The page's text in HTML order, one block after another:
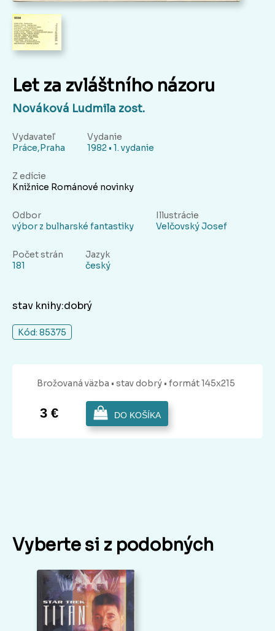
Let za zvláštního názoru
Nováková Ludmila zost.
Vydavateľ
Práce,Praha
Vydanie
1982 • 1. vydanie
Z edície
Knižnice Románové novinky
Odbor
výbor z bulharské fantastiky
Illustrácie
Velčovský Josef
Počet strán
181
Jazyk
český
stav knihy:dobrý
Kód: 85375
Brožovaná väzba • stav dobrý • formát 145x215
3 € DO KOŠÍKA
Vyberte si z podobných